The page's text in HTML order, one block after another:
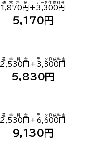
1,870円
通常料金
+ 3,300円
データ作成料金
5,170円
2,530円
通常料金
+ 3,300円
データ作成料金
5,830円
2,530円
通常料金
+6,600円
データ作成料金
9,130円